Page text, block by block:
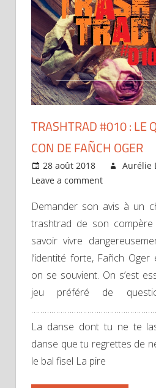
TRASHTRAD #010 : LE
CON DE FAÑCH OGER
28 août 2018 Aurélie
Leave a comment
Demander son avis à un
trashtrad de son
savoir vivre
l’identité forte, Fañch
on se souvient. On s’est
jeu préféré de
La danse dont tu ne te
danse que tu regrettes de
le bal fisel La pire